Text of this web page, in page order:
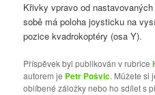
Křivky vpravo od
sobě má poloha joysticku na
pozice kvadrokoptéry (osa Y).
Příspěvek byl publikován v rubrice
autorem je Petr Pošvic. Můžete si
oblíbené záložky nebo ho sdílet s